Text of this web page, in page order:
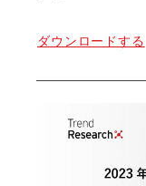
ダウンロードする